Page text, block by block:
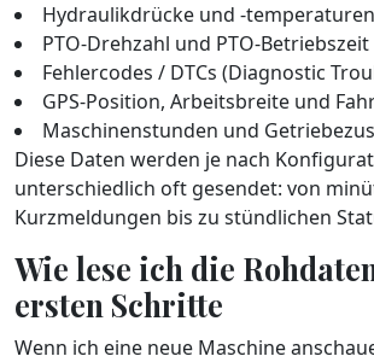
Hydraulikdrücke und -temperaturen
PTO-Drehzahl und PTO-Betriebszeit
Fehlercodes / DTCs (Diagnostic
GPS-Position, Arbeitsbreite und
Maschinenstunden und
Diese Daten werden je nach
unterschiedlich oft gesendet: von
Kurzmeldungen bis zu stündlichen
Wie lese ich die
ersten Schritte
Wenn ich eine neue Maschine